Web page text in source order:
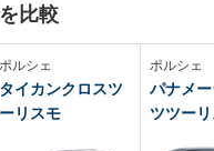
比較
ポルシェ
タイカンクロスツ
ーリスモ
ポルシェ
パナメ
ツツー